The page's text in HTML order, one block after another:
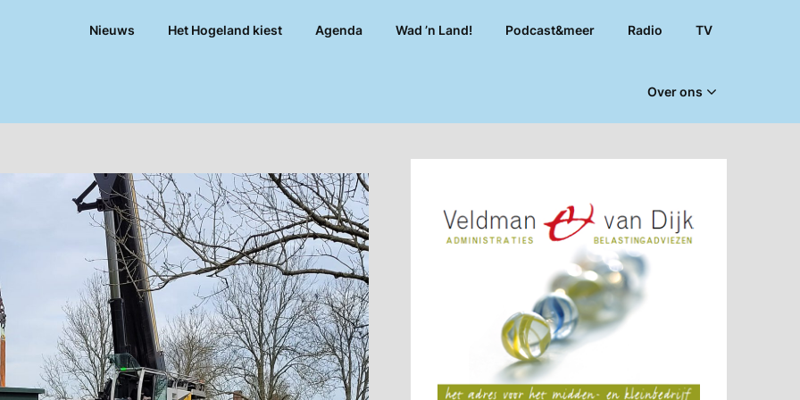
Nieuws Het Hogeland kiest Agenda Wad ’n Land! Podcast&meer Radio TV
Over ons